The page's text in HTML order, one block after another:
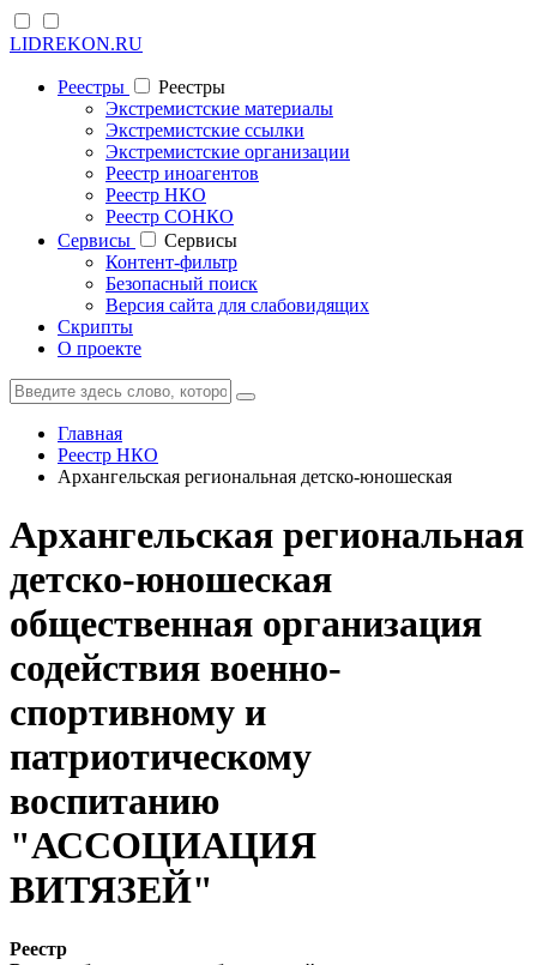
LIDREKON.RU
Реестры
Реестры
Экстремистские материалы
Экстремистские ссылки
Экстремистские организации
Реестр иноагентов
Реестр НКО
Реестр СОНКО
Cервисы
Cервисы
Контент-фильтр
Безопасный поиск
Версия сайта для слабовидящих
Скрипты
О проекте
Главная
Реестр НКО
Архангельская региональная детско-юношеская
Архангельская региональная
детско-юношеская
общественная организация
содействия военно-
спортивному и
патриотическому
воспитанию
"АССОЦИАЦИЯ
ВИТЯЗЕЙ"
Реестр